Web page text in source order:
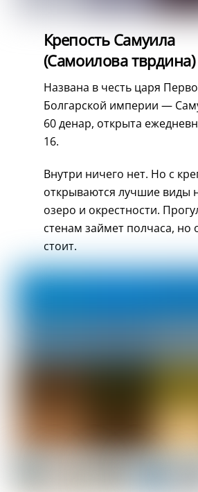
Крепость Самуила
(Самоилова тврдина)
Названа в честь царя
Болгарской империи —
60 денар, открыта
16.
Внутри ничего нет. Но с
открываются лучшие виды
озеро и окрестности.
стенам займет полчаса, но
стоит.